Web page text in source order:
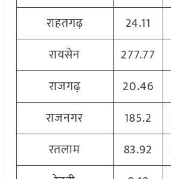
राहतगढ़
24.11
रायसेन
277.77
राजगढ़
20.46
राजनगर
185.2
रतलाम
83.92